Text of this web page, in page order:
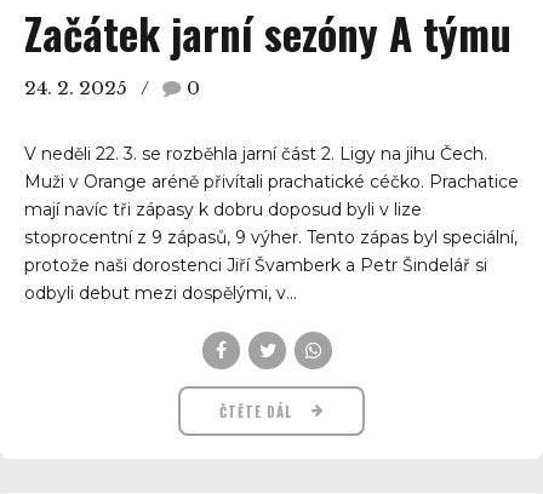
Začátek jarní sezóny A týmu
24. 2. 2025 0
V neděli 22. 3. se rozběhla jarní část 2. Ligy na jihu Čech.
Muži v Orange aréně přivítali prachatické céčko. Prachatice
mají navíc tři zápasy k dobru doposud byli v lize
stoprocentní z 9 zápasů, 9 výher. Tento zápas byl speciální,
protože naši dorostenci Jiří Švamberk a Petr Šindelář si
odbyli debut mezi dospělými, v...
ČTĚTE DÁL